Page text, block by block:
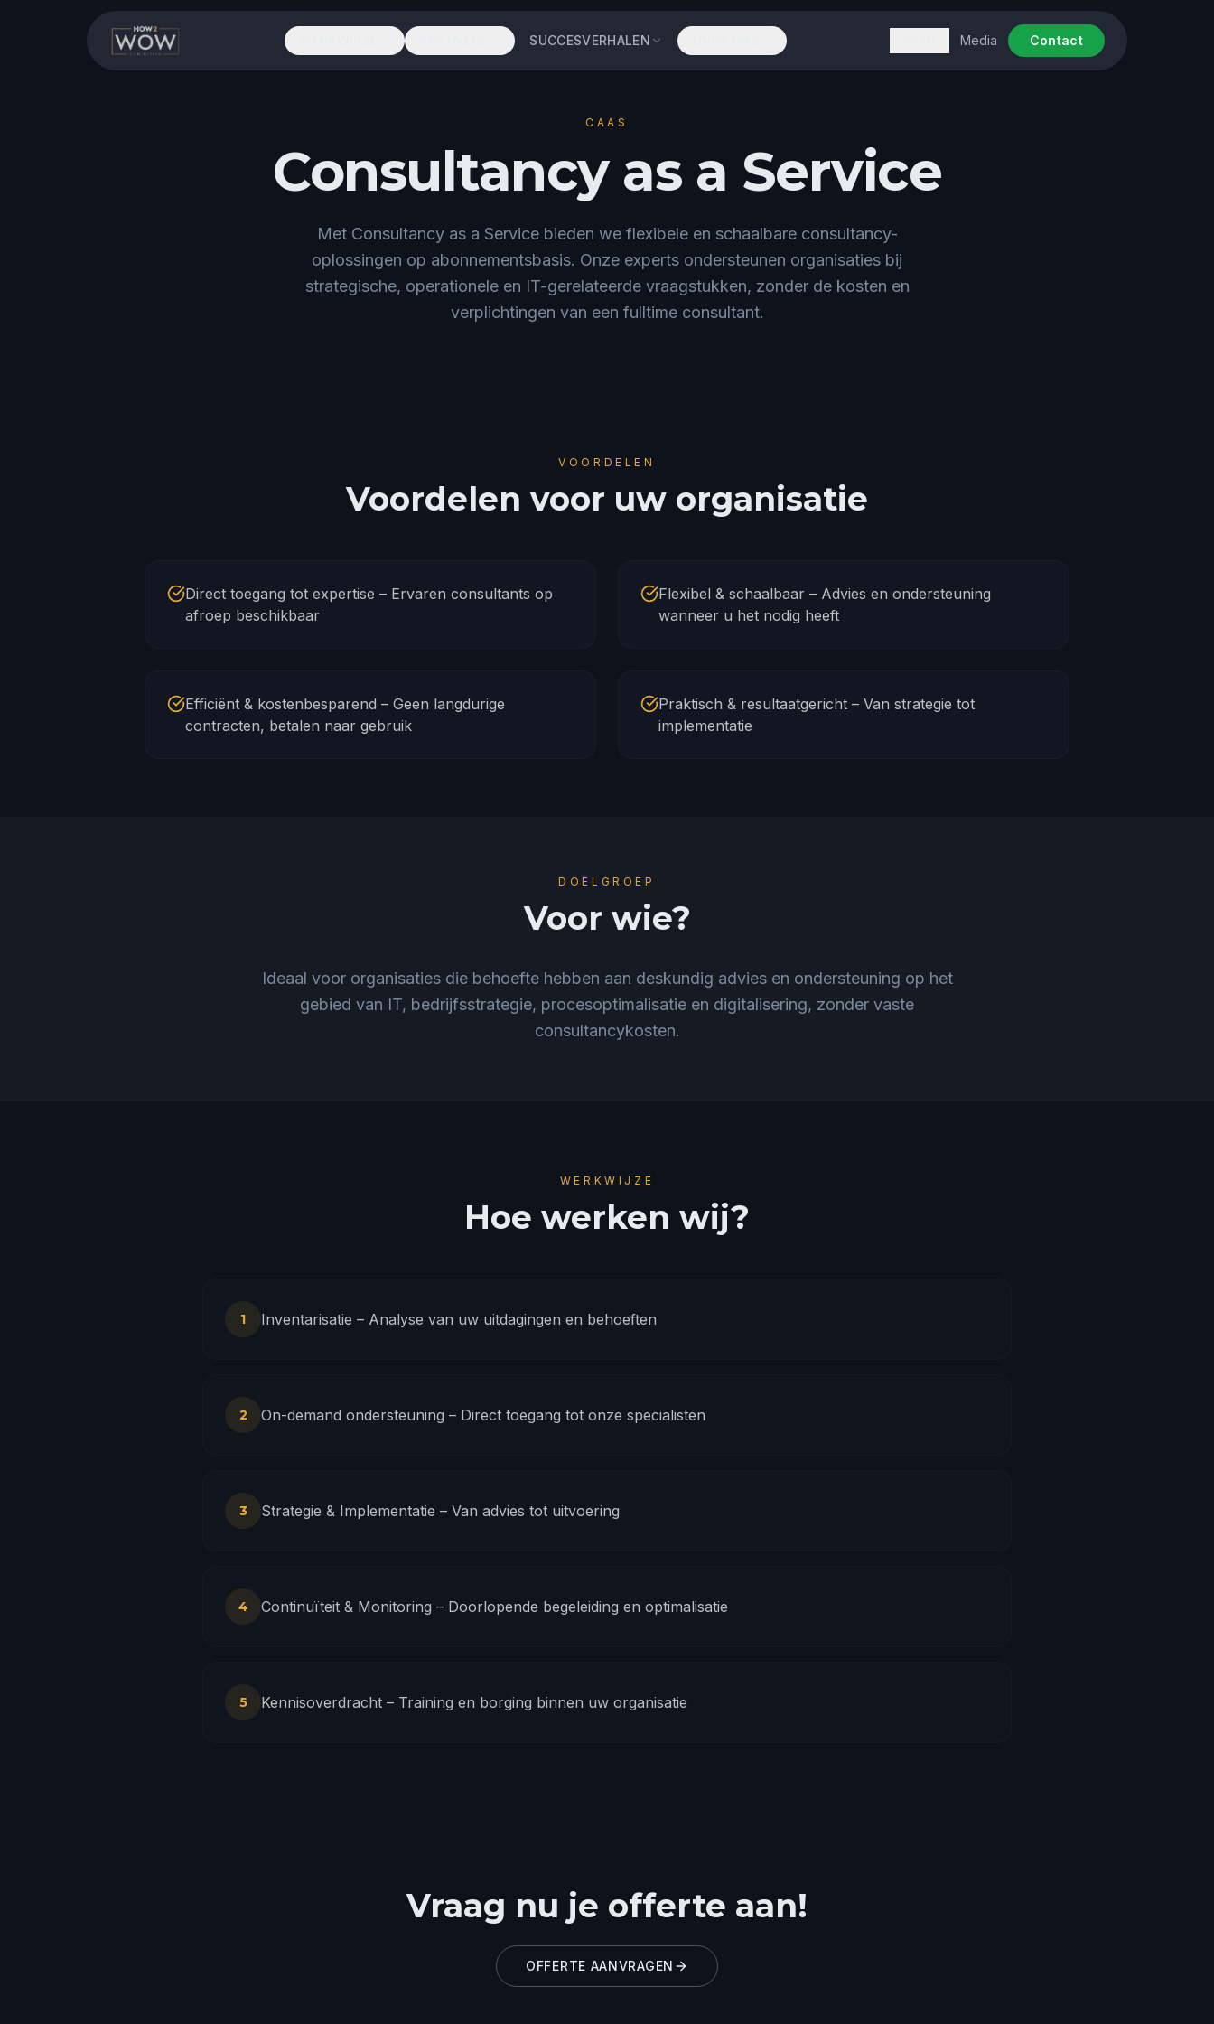
SUCCESVERHALEN Media Contact
CAAS
Consultancy as a Service
Met Consultancy as a Service bieden we flexibele en schaalbare consultancy-
oplossingen op abonnementsbasis. Onze experts ondersteunen organisaties bij
strategische, operationele en IT-gerelateerde vraagstukken, zonder de kosten en
verplichtingen van een fulltime consultant.
VOORDELEN
Voordelen voor uw organisatie
Direct toegang tot expertise – Ervaren consultants op
afroep beschikbaar
Flexibel & schaalbaar – Advies en ondersteuning
wanneer u het nodig heeft
Efficiënt & kostenbesparend – Geen langdurige
contracten, betalen naar gebruik
Praktisch & resultaatgericht – Van strategie tot
implementatie
DOELGROEP
Voor wie?
Ideaal voor organisaties die behoefte hebben aan deskundig advies en ondersteuning op het
gebied van IT, bedrijfsstrategie, procesoptimalisatie en digitalisering, zonder vaste
consultancykosten.
WERKWIJZE
Hoe werken wij?
1 Inventarisatie – Analyse van uw uitdagingen en behoeften
2 On-demand ondersteuning – Direct toegang tot onze specialisten
3 Strategie & Implementatie – Van advies tot uitvoering
4 Continuïteit & Monitoring – Doorlopende begeleiding en optimalisatie
5 Kennisoverdracht – Training en borging binnen uw organisatie
Vraag nu je offerte aan!
OFFERTE AANVRAGEN